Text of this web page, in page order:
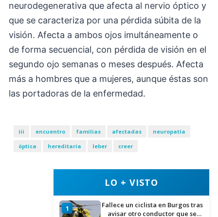
neurodegenerativa que afecta al nervio óptico y
que se caracteriza por una pérdida súbita de la
visión. Afecta a ambos ojos imultáneamente o
de forma secuencial, con pérdida de visión en el
segundo ojo semanas o meses después. Afecta
más a hombres que a mujeres, aunque éstas son
las portadoras de la enfermedad.
iii encuentro familias afectadas
neuropatía
óptica
hereditaria leber creer
LO + VISTO
1
Fallece un ciclista en Burgos tras
avisar otro conductor que se